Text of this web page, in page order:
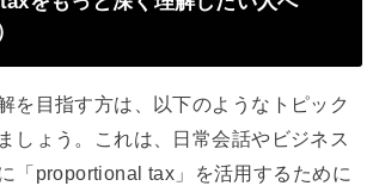
を目指す方は、以下のようなトピック
しょう。これは、日常会話やビジネス
「proportional tax」を活用するために